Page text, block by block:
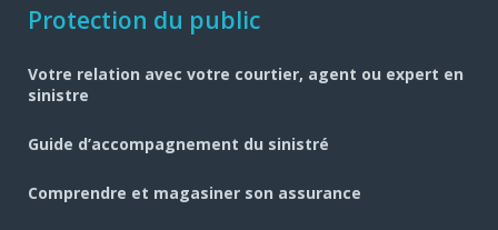
Navigation
pied
de
page
Protection du public
Votre relation avec votre courtier, agent ou expert en
sinistre
Guide d’accompagnement du sinistré
Comprendre et magasiner son assurance